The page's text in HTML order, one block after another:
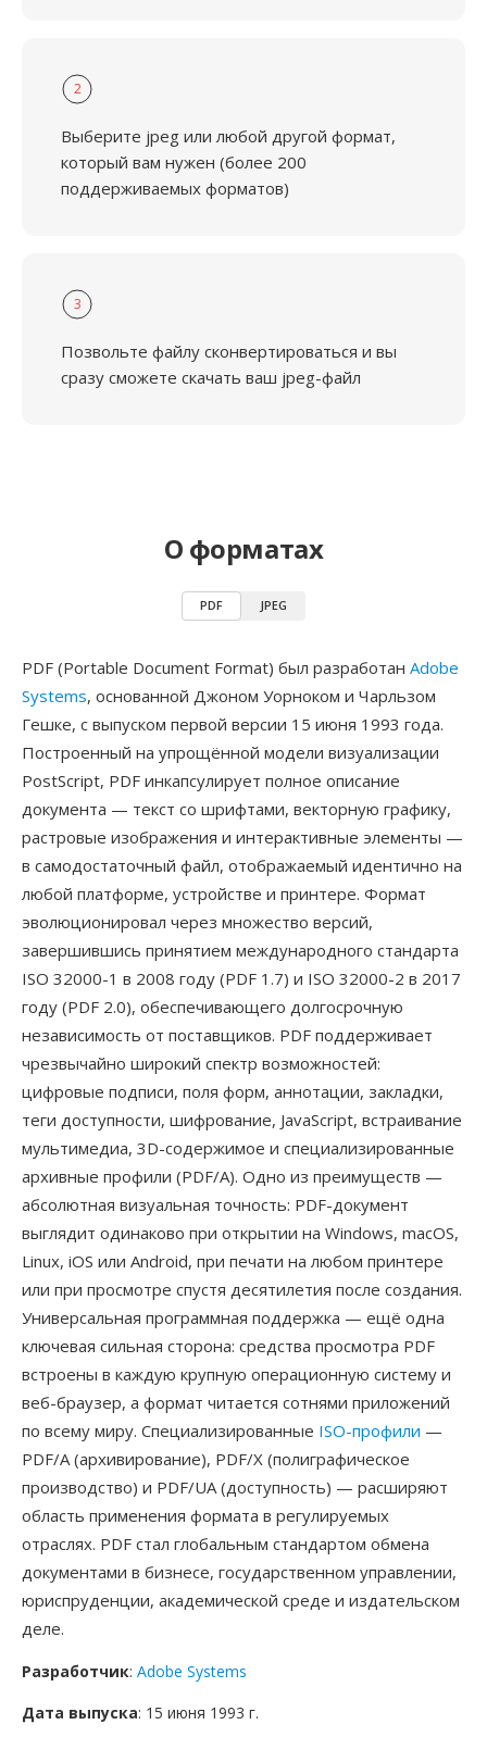
2
Выберите jpeg или любой другой формат,
который вам нужен (более 200
поддерживаемых форматов)
3
Позвольте файлу сконвертироваться и вы
сразу сможете скачать ваш jpeg-файл
О форматах
PDF JPEG
PDF (Portable Document Format) был разработан Adobe
Systems, основанной Джоном Уорноком и Чарльзом
Гешке, с выпуском первой версии 15 июня 1993 года.
Построенный на упрощённой модели визуализации
PostScript, PDF инкапсулирует полное описание
документа — текст со шрифтами, векторную графику,
растровые изображения и интерактивные элементы —
в самодостаточный файл, отображаемый идентично на
любой платформе, устройстве и принтере. Формат
эволюционировал через множество версий,
завершившись принятием международного стандарта
ISO 32000-1 в 2008 году (PDF 1.7) и ISO 32000-2 в 2017
году (PDF 2.0), обеспечивающего долгосрочную
независимость от поставщиков. PDF поддерживает
чрезвычайно широкий спектр возможностей:
цифровые подписи, поля форм, аннотации, закладки,
теги доступности, шифрование, JavaScript, встраивание
мультимедиа, 3D-содержимое и специализированные
архивные профили (PDF/A). Одно из преимуществ —
абсолютная визуальная точность: PDF-документ
выглядит одинаково при открытии на Windows, macOS,
Linux, iOS или Android, при печати на любом принтере
или при просмотре спустя десятилетия после создания.
Универсальная программная поддержка — ещё одна
ключевая сильная сторона: средства просмотра PDF
встроены в каждую крупную операционную систему и
веб-браузер, а формат читается сотнями приложений
по всему миру. Специализированные ISO-профили —
PDF/A (архивирование), PDF/X (полиграфическое
производство) и PDF/UA (доступность) — расширяют
область применения формата в регулируемых
отраслях. PDF стал глобальным стандартом обмена
документами в бизнесе, государственном управлении,
юриспруденции, академической среде и издательском
деле.
Разработчик: Adobe Systems
Дата выпуска: 15 июня 1993 г.